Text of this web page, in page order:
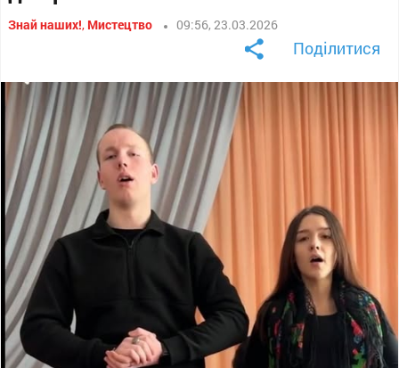
Знай наших!, Мистецтво 09:56, 23.03.2026
Поділитися